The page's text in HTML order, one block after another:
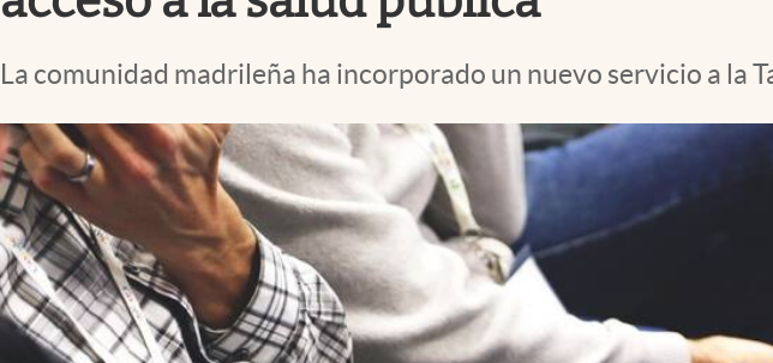
La comunidad madrileña ha incorporado un nuevo servicio a la